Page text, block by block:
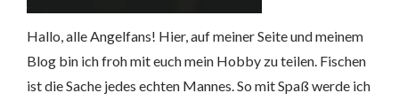
Hallo, alle Angelfans! Hier, auf meiner Seite und meinem
Blog bin ich froh mit euch mein Hobby zu teilen. Fischen
ist die Sache jedes echten Mannes. So mit Spaß werde ich